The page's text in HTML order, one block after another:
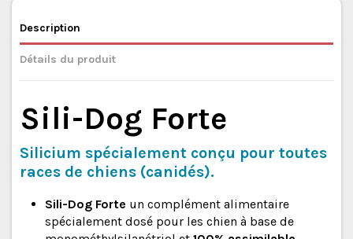
Description
Détails du produit
Sili-Dog Forte
Silicium spécialement conçu pour toutes
races de chiens (canidés).
Sili-Dog Forte un complément alimentaire
spécialement dosé pour les chien à base de